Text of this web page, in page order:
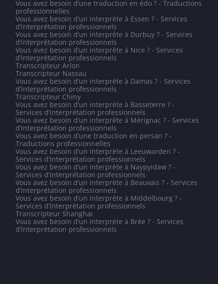
Vous avez besoin d’une traduction en édo ? - Traductions
professionnelles
Vous avez besoin d’un interprète à Essen ? - Services
d’interprétation professionnels
Vous avez besoin d’un interprète à Durbuy ? - Services
d’interprétation professionnels
Vous avez besoin d’un interprète à Nice ? - Services
d’interprétation professionnels
Transcripteur Arlon
Transcripteur Nassau
Vous avez besoin d’un interprète à Damas ? - Services
d’interprétation professionnels
Transcripteur Chiny
Vous avez besoin d’un interprète à Basseterre ? -
Services d’interprétation professionnels
Vous avez besoin d’un interprète à Mérignac ? - Services
d’interprétation professionnels
Vous avez besoin d’une traduction en persan ? -
Traductions professionnelles
Vous avez besoin d’un interprète à Leeuwarden ? -
Services d’interprétation professionnels
Vous avez besoin d’un interprète à Naypyidaw ? -
Services d’interprétation professionnels
Vous avez besoin d’un interprète à Beauvais ? - Services
d’interprétation professionnels
Vous avez besoin d’un interprète à Middelbourg ? -
Services d’interprétation professionnels
Transcripteur Shanghai
Vous avez besoin d’un interprète à Brée ? - Services
d’interprétation professionnels